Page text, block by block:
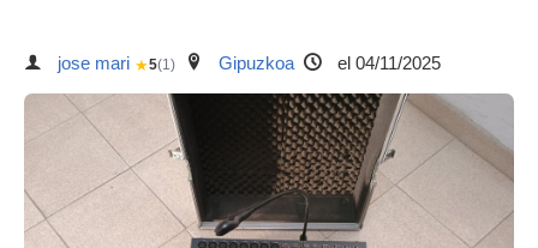
jose mari ★5(1) Gipuzkoa el 04/11/2025